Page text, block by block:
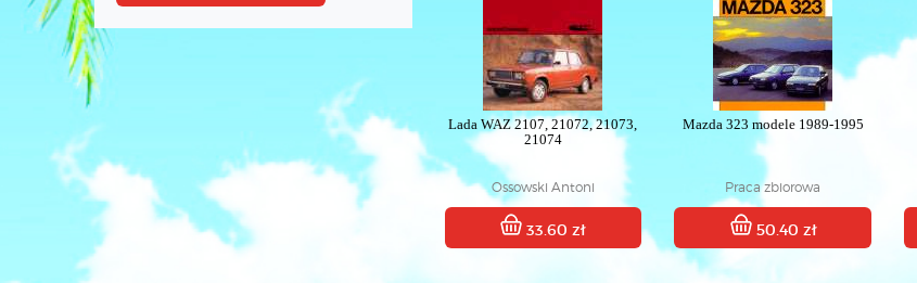
Lada WAZ 2107, 21072, 21073,
21074
Ossowski Antoni
33.60 zł
Mazda 323 modele 1989-1995
Praca zbiorowa
50.40 zł